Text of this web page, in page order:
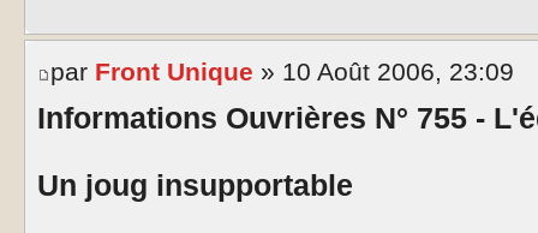
par Front Unique » 10 Août 2006, 23:09
Informations Ouvrières N° 755 -
Un joug insupportable